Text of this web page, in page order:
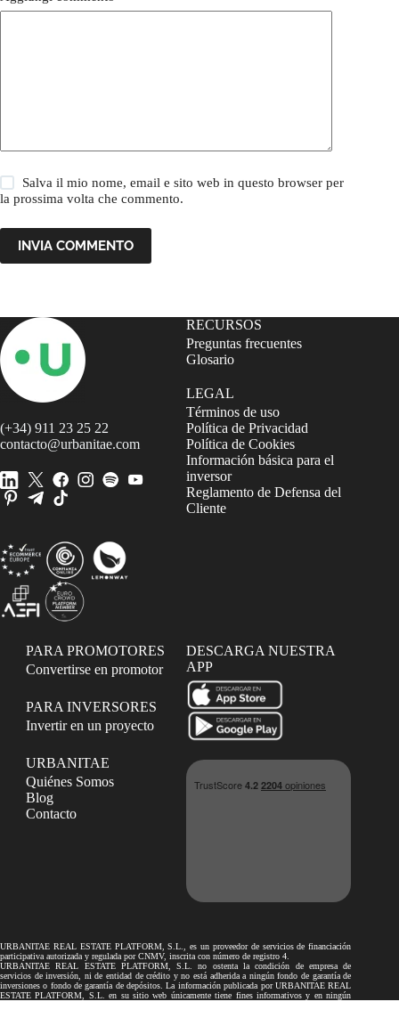
Salva il mio nome, email e sito web in questo browser per
la prossima volta che commento.
INVIA COMMENTO
(+34) 911 23 25 22
contacto@urbanitae.com
RECURSOS
Preguntas frecuentes
Glosario
LEGAL
Términos de uso
Política de Privacidad
Política de Cookies
Información básica para el
inversor
Reglamento de Defensa del
Cliente
PARA PROMOTORES
Convertirse en promotor
PARA INVERSORES
Invertir en un proyecto
URBANITAE
Quiénes Somos
Blog
Contacto
DESCARGA NUESTRA
APP
URBANITAE REAL ESTATE PLATFORM, S.L., es un proveedor de servicios de financiación
participativa autorizada y regulada por CNMV, inscrita con número de registro 4.
URBANITAE REAL ESTATE PLATFORM, S.L. no ostenta la condición de empresa de
servicios de inversión, ni de entidad de crédito y no está adherida a ningún fondo de garantía de
inversiones o fondo de garantía de depósitos. La información publicada por URBANITAE REAL
ESTATE PLATFORM, S.L. en su sitio web únicamente tiene fines informativos y en ningún